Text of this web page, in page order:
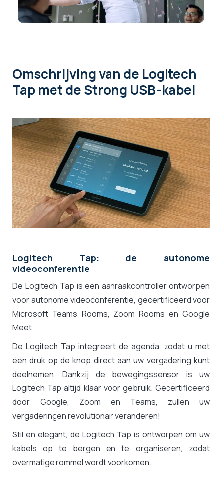
Omschrijvingvan de Logitech
Tap met de Strong USB-kabel
Logitech Tap: de autonome
videoconferentie
De Logitech Tap is een aanraakcontroller ontworpen
voor autonome videoconferentie, gecertificeerd voor
Microsoft Teams Rooms, Zoom Rooms en Google
Meet.
De Logitech Tap integreert de agenda, zodat u met
één druk op de knop direct aan uw vergadering kunt
deelnemen. Dankzij de bewegingssensor is uw
Logitech Tap altijd klaar voor gebruik. Gecertificeerd
door Google, Zoom en Teams, zullen uw
vergaderingen revolutionair veranderen!
Stil en elegant, de Logitech Tap is ontworpen om uw
kabels op te bergen en te organiseren, zodat
overmatige rommel wordt voorkomen.